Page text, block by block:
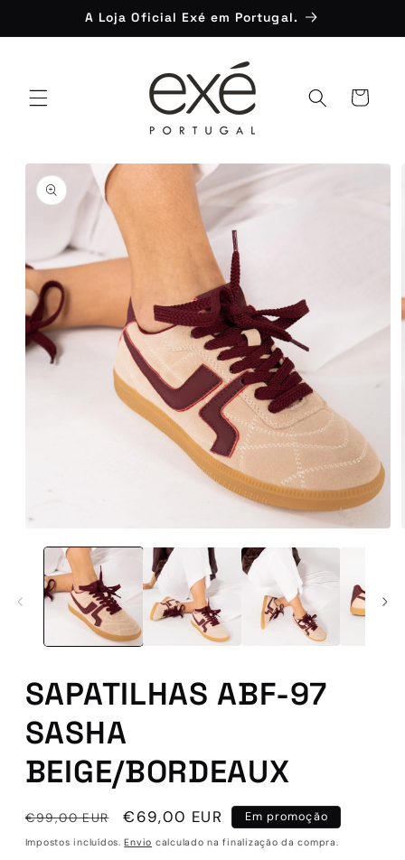
conteúdo
A Loja Oficial Exé em Portugal.
Carrinho
informação
do produto
conteúdo
multimédia
modal
SAPATILHAS ABF-97
SASHA
BEIGE/BORDEAUX
Preço
normal
€99,00 EUR
Preço
de
€69,00 EUR Em promoção
Impostos incluídos.Envio calculado na finalização da compra.